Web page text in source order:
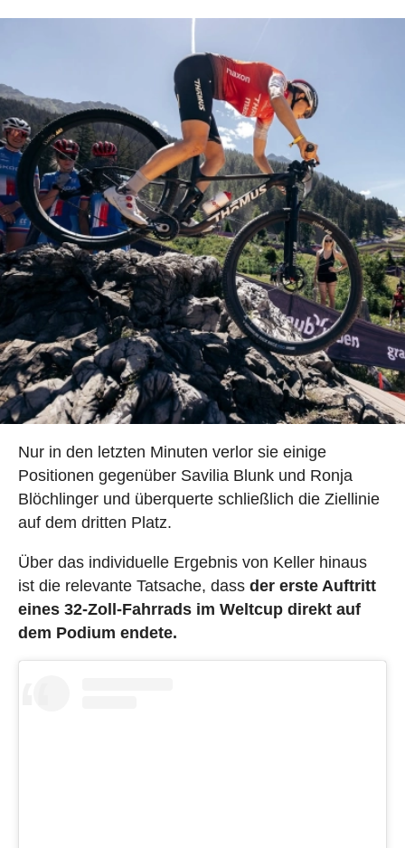
Nur in den letzten Minuten verlor sie einige
Positionen gegenüber Savilia Blunk und Ronja
Blöchlinger und überquerte schließlich die Ziellinie
auf dem dritten Platz.
Über das individuelle Ergebnis von Keller hinaus
ist die relevante Tatsache, dass der erste Auftritt
eines 32-Zoll-Fahrrads im Weltcup direkt auf
dem Podium endete.